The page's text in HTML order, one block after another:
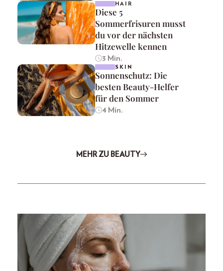
HAIR
Diese 5
Sommerfrisuren musst
du vor der nächsten
Hitzewelle kennen
3 Min.
SKIN
Sonnenschutz: Die
besten Beauty-Helfer
für den Sommer
4 Min.
MEHR ZU BEAUTY